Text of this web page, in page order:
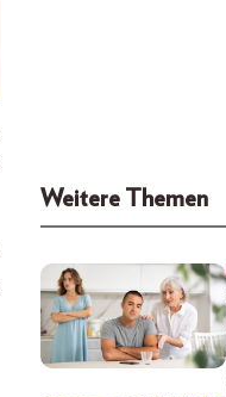
Weitere Themen